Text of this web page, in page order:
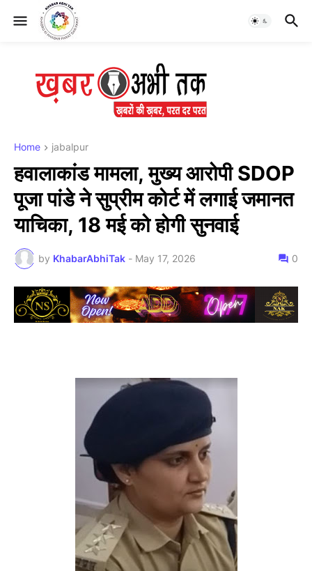
Home jabalpur
हवालाकांड मामला, मुख्य आरोपी SDOP
पूजा पांडे ने सुप्रीम कोर्ट में लगाई जमानत
याचिका, 18 मई को होगी सुनवाई
by KhabarAbhiTak - May 17, 2026 0